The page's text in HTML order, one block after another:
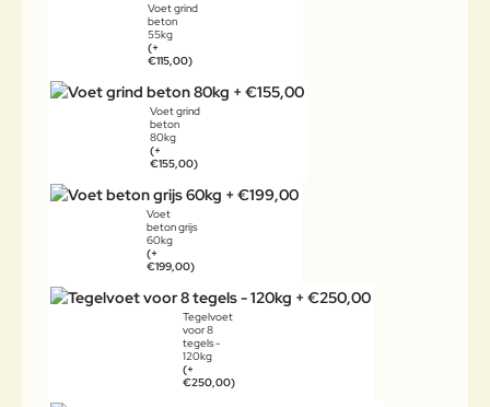
Voet grind
beton
55kg
(+
€115,00)
Voet grind
beton
80kg
(+
€155,00)
Voet
beton grijs
60kg
(+
€199,00)
Tegelvoet
voor 8
tegels -
120kg
(+
€250,00)